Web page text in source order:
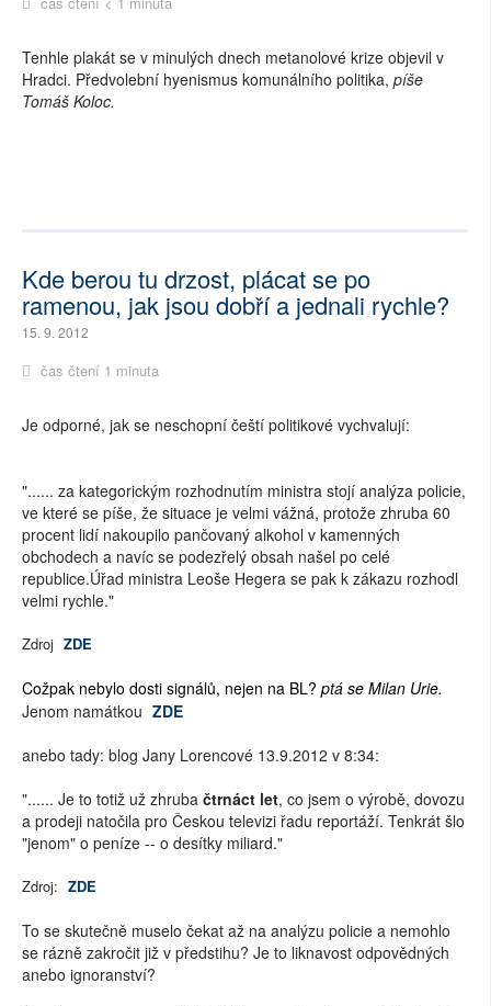
Tenhle plakát se v minulých dnech metanolové krize objevil v
Hradci. Předvolební hyenismus komunálního politika, píše
Tomáš Koloc.
Kde berou tu drzost, plácat se po
ramenou, jak jsou dobří a jednali rychle?
15. 9. 2012
čas čtení 1 minuta
Je odporné, jak se neschopní čeští politikové vychvalují:
"...... za kategorickým rozhodnutím ministra stojí analýza policie,
ve které se píše, že situace je velmi vážná, protože zhruba 60
procent lidí nakoupilo pančovaný alkohol v kamenných
obchodech a navíc se podezřelý obsah našel po celé
republice.Úřad ministra Leoše Hegera se pak k zákazu rozhodl
velmi rychle."
Zdroj ZDE
Cožpak nebylo dosti signálů, nejen na BL? ptá se Milan Urie.
Jenom namátkou ZDE
anebo tady: blog Jany Lorencové 13.9.2012 v 8:34:
"...... Je to totiž už zhruba čtrnáct let, co jsem o výrobě, dovozu
a prodeji natočila pro Českou televizi řadu reportáží. Tenkrát šlo
"jenom" o peníze -- o desítky miliard."
Zdroj: ZDE
To se skutečně muselo čekat až na analýzu policie a nemohlo
se rázně zakročit již v předstihu? Je to liknavost odpovědných
anebo ignoranství?